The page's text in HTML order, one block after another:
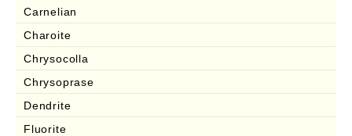
Carnelian
Charoite
Chrysocolla
Chrysoprase
Dendrite
Fluorite